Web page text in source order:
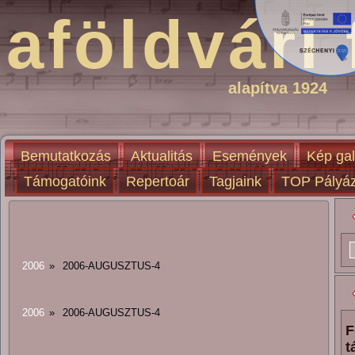
alapítva 1924
Bemutatkozás Aktualitás Események
Kép
Támogatóink
Repertoár Tagjaink TOP
2006 » 2006-AUGUSZTUS-4
2006 » 2006-AUGUSZTUS-4